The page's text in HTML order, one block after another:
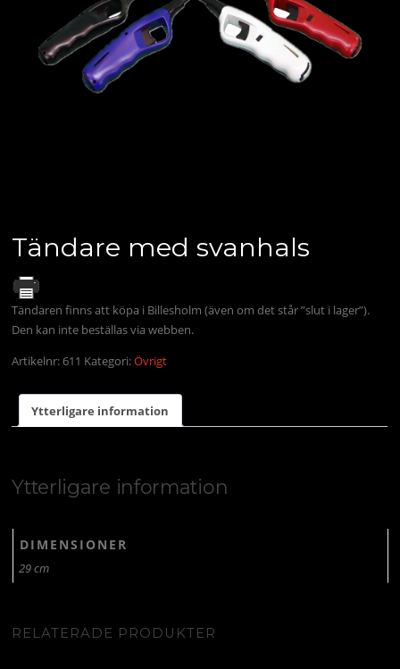
Tändare med svanhals
Tändaren finns att köpa i Billesholm (även om det står ”slut i lager”).
Den kan inte beställas via webben.
Artikelnr:611 Kategori:Övrigt
Ytterligare information
Ytterligare information
DIMENSIONER
29 cm
RELATERADE PRODUKTER